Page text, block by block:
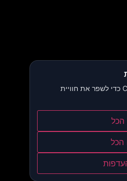
052-2653038
האתר משתמש בקובצי Cookie כדי לשפר את חוויית
הכל
הכל